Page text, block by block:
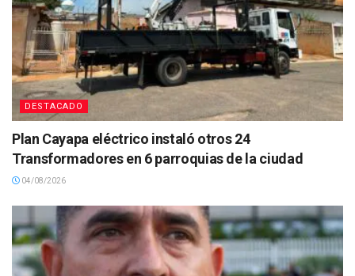
DESTACADO
Plan Cayapa eléctrico instaló otros 24
Transformadores en 6 parroquias de la ciudad
04/08/2026